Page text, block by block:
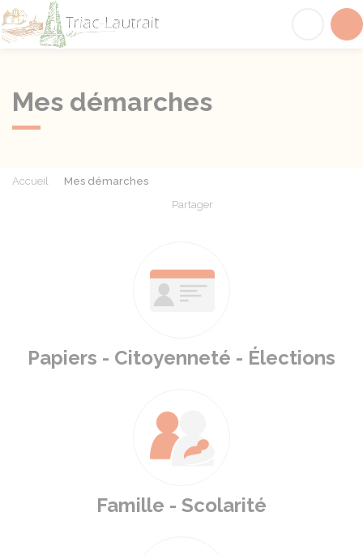
Mes démarches
Accueil
Mes démarches
Partager
Papiers - Citoyenneté - Élections
Famille - Scolarité